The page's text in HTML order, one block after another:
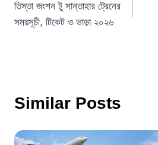
navigation
তিস্তা জংশন টু সান্তাহার ট্রেনের
সময়সূচী, টিকেট ও ভাড়া ২০২৬
Similar Posts